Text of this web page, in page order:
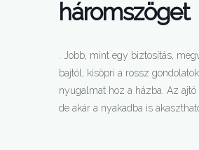
háromszöget
. Jobb, mint egy biztosítás,
bajtól, kisöpri a rossz
nyugalmat hoz a házba. Az ajtó
de akár a nyakadba is